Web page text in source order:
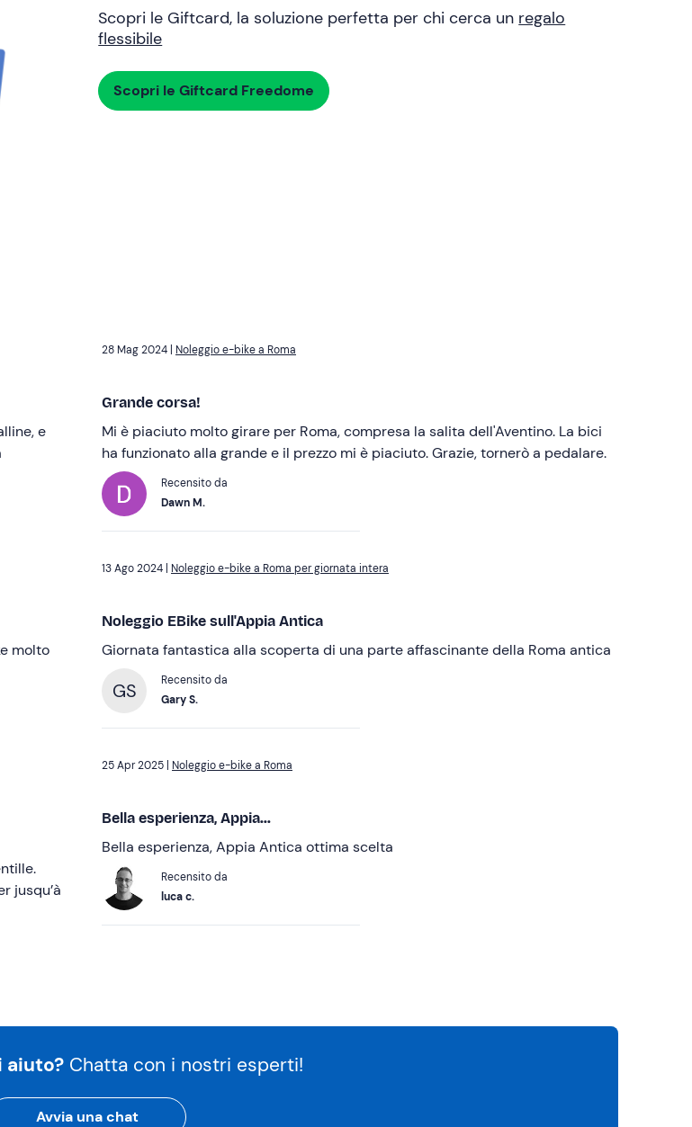
Scopri le Giftcard, la soluzione perfetta per chi cerca un regalo
flessibile
Scopri le Giftcard Freedome
e
molto
jusqu’à
Noleggio e-bike a Roma
Grande corsa!
Mi è piaciuto molto girare per Roma, compresa la salita dell'Aventino. La bici
ha funzionato alla grande e il prezzo mi è piaciuto. Grazie, tornerò a pedalare.
Recensito da
Dawn M.
Noleggio e-bike a Roma per giornata intera
Noleggio EBike sull'Appia Antica
Giornata fantastica alla scoperta di una parte affascinante della Roma antica
GS
Recensito da
Gary S.
Noleggio e-bike a Roma
Bella esperienza, Appia...
Bella esperienza, Appia Antica ottima scelta
Recensito da
luca c.
aiuto? Chatta con i nostri esperti!
Avvia una chat